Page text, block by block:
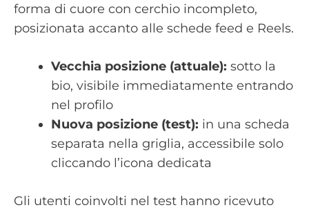
forma di cuore con cerchio incompleto,
posizionata accanto alle schede feed e Reels.
Vecchia posizione (attuale): sotto la
bio, visibile immediatamente entrando
nel profilo
Nuova posizione (test): in una scheda
separata nella griglia, accessibile solo
cliccando l’icona dedicata
Gli utenti coinvolti nel test hanno ricevuto